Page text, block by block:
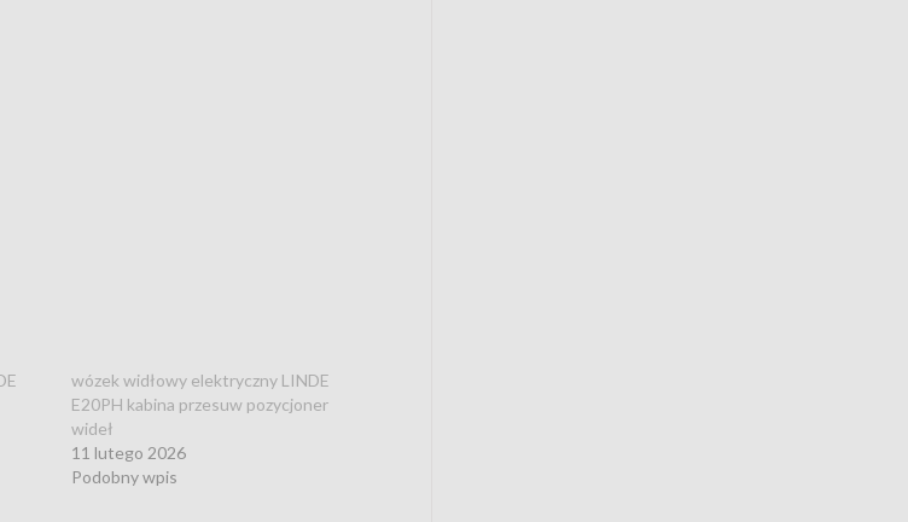
wózek widłowy elektryczny LINDE
E20PH kabina przesuw pozycjoner
wideł
11 lutego 2026
Podobny wpis